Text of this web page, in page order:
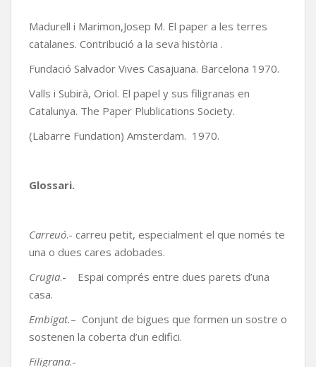
Madurell i Marimon,Josep M. El paper a les terres
catalanes. Contribució a la seva història .
Fundació Salvador Vives Casajuana. Barcelona 1970.
Valls i Subirà, Oriol. El papel y sus filigranas en
Catalunya. The Paper Plublications Society.
(Labarre Fundation) Amsterdam. 1970.
Glossari.
Carreuó.- carreu petit, especialment el que només te
una o dues cares adobades.
Crugia.- Espai comprés entre dues parets d’una
casa.
Embigat.– Conjunt de bigues que formen un sostre o
sostenen la coberta d’un edifici.
Filigrana.-